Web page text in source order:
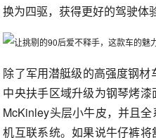
换为四驱，获得更好的驾驶体
除了军用潜艇级的高强度钢
中央扶手区域升级为钢琴烤
McKinley头层小牛皮，并且
机互联系统。如果说牛仔裤